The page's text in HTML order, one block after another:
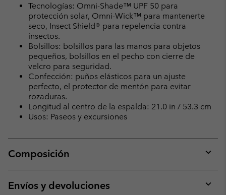
Tecnologías: Omni-Shade™ UPF 50 para
protección solar, Omni-Wick™ para mantenerte
seco, Insect Shield® para repelencia contra
insectos.
Bolsillos: bolsillos para las manos para objetos
pequeños, bolsillos en el pecho con cierre de
velcro para seguridad.
Confección: puños elásticos para un ajuste
perfecto, el protector de mentón para evitar
rozaduras.
Longitud al centro de la espalda: 21.0 in / 53.3 cm
Usos: Paseos y excursiones
Composición
or
Envíos y devoluciones